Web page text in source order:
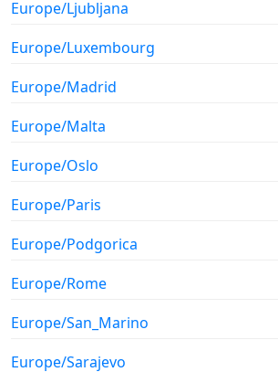
Europe/Ljubljana
Europe/Luxembourg
Europe/Madrid
Europe/Malta
Europe/Oslo
Europe/Paris
Europe/Podgorica
Europe/Rome
Europe/San_Marino
Europe/Sarajevo